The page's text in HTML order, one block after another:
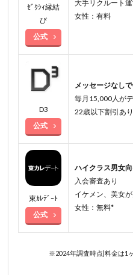
ｾﾞｸｼｨ縁結
び
公式
大手リクルート
女性：有料
D3
公式
メッセージなし
毎月15,000人が
22歳以下割引あり
東ｶﾚﾃﾞｰﾄ
公式
ハイクラス男女
入会審査あり
イケメン、美女
女性：無料*
※2024年調査時点|料金は1